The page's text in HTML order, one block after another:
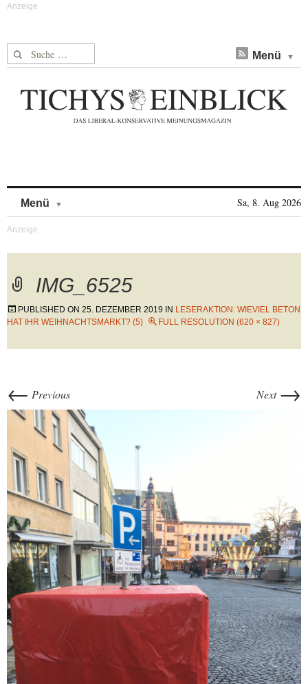
Suche nach: Menü
Menü Sa, 8. Aug 2026
IMG_6525
PUBLISHED ON 25. DEZEMBER 2019 IN LESERAKTION: WIEVIEL BETON
HAT IHR WEIHNACHTSMARKT? (5)
FULL RESOLUTION (620 × 827)
← Previous Next →